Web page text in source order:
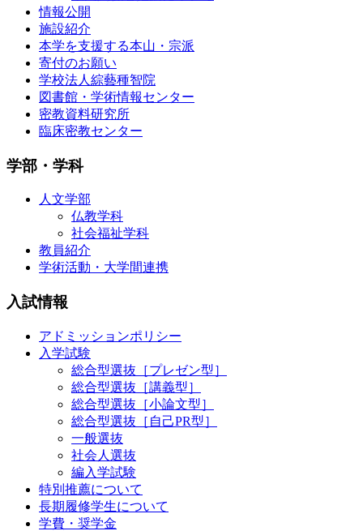
情報公開
施設紹介
本学を支援する本山・宗派
寄付のお願い
学校法人綜藝種智院
図書館・学術情報センター
密教資料研究所
臨床密教センター
学部・学科
人文学部
仏教学科
社会福祉学科
教員紹介
学術活動・大学間連携
入試情報
アドミッションポリシー
入学試験
総合型選抜［プレゼン型］
総合型選抜［講義型］
総合型選抜［小論文型］
総合型選抜［自己PR型］
一般選抜
社会人選抜
編入学試験
特別推薦について
長期履修学生について
学費・奨学金